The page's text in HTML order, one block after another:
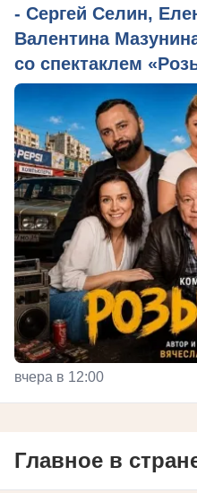
- Сергей Селин,
Валентина
со спектаклем
вчера в 12:00
Главное в